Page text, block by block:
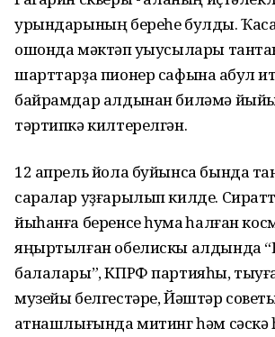
урындарының береһе булды.
ошонда мәктәп уҡыусылары
шарттарҙа пионер сафына ҡабул
байрамдар алдынан биләмә
тәртипкә килтерелгән.
12 апрель йола буйынса бында
саралар уҙғарылып килде.
йыһанға беренсе һуҡмаҡ һалған
яңыртылған обелискы алдында
балалары”, КПРФ партияһы,
музейы белгестәре, Йәштәр
ҡатнашлығында митинг һәм